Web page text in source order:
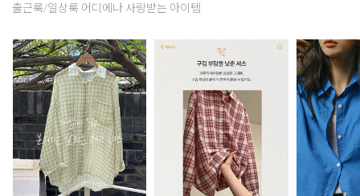
출근룩/일상룩 어디에나 사랑받는 아이템